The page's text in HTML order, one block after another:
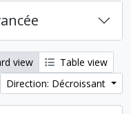
view
Table view
Direction: Décroissant